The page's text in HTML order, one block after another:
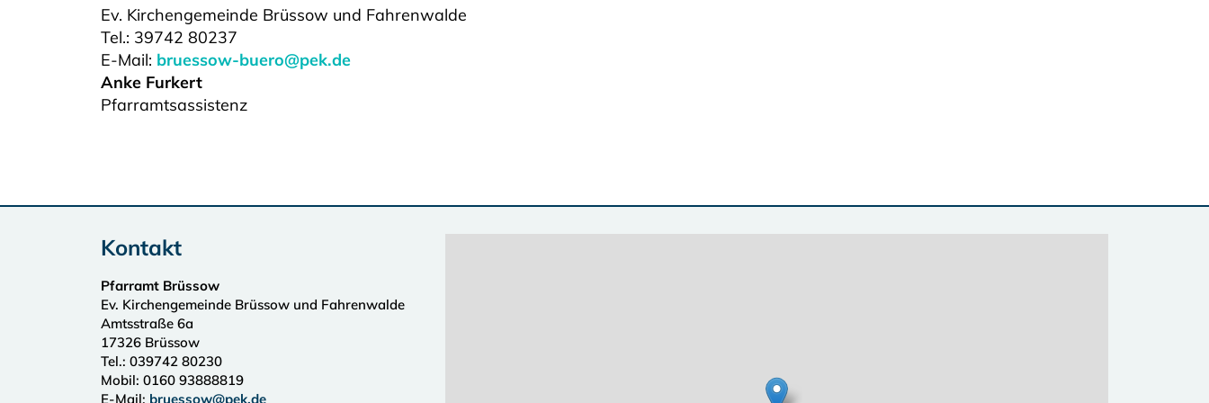
Ev. Kirchengemeinde Brüssow und Fahrenwalde
Tel.: 39742 80237
E-Mail: bruessow-buero@pek.de
Anke Furkert
Pfarramtsassistenz
Kontakt
Pfarramt Brüssow
Ev. Kirchengemeinde Brüssow und Fahrenwalde
Amtsstraße 6a
17326 Brüssow
Tel.: 039742 80230
Mobil: 0160 93888819
E-Mail: bruessow@pek.de